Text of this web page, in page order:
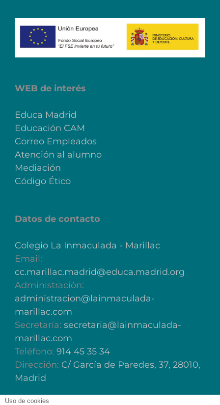
WEB de interés
Educa Madrid
Educación CAM
Correo Empleados
Atención al alumno
Mediación
Código Ético
Datos de contacto
Colegio La Inmaculada - Marillac
Email:
cc.marillac.madrid@educa.madrid.org
Administración:
administracion@lainmaculada-
marillac.com
Secretaría: secretaria@lainmaculada-
marillac.com
Teléfono: 914 45 35 34
Dirección: C/ García de Paredes, 37, 28010,
Madrid
Uso de cookies